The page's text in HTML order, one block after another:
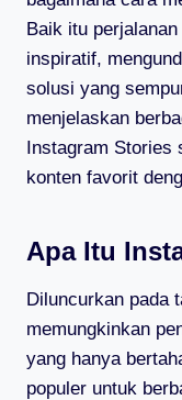
Baik itu
inspiratif,
solusi yang
menjelaskan
Instagram Stories
konten favorit
Apa Itu
Diluncurkan pada
memungkinkan
yang hanya
populer untuk